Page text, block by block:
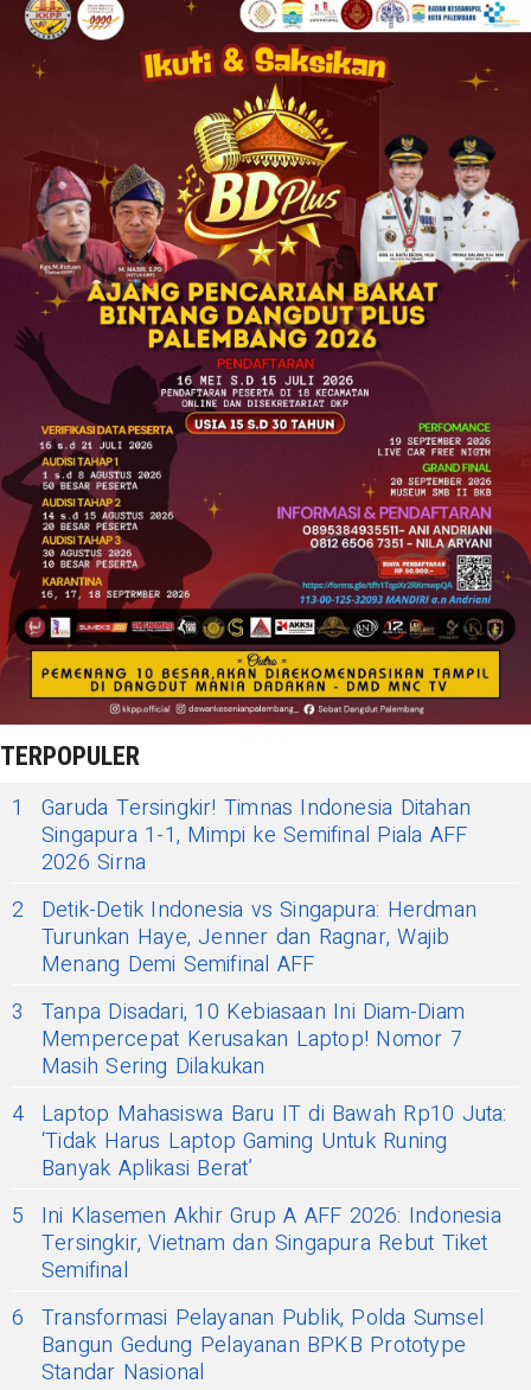
TERPOPULER
1
Garuda Tersingkir! Timnas Indonesia Ditahan
Singapura 1-1, Mimpi ke Semifinal Piala AFF
2026 Sirna
2
Detik-Detik Indonesia vs Singapura: Herdman
Turunkan Haye, Jenner dan Ragnar, Wajib
Menang Demi Semifinal AFF
3
Tanpa Disadari, 10 Kebiasaan Ini Diam-Diam
Mempercepat Kerusakan Laptop! Nomor 7
Masih Sering Dilakukan
4 Laptop Mahasiswa Baru IT di Bawah Rp10 Juta:
‘Tidak Harus Laptop Gaming Untuk Runing
Banyak Aplikasi Berat’
5
Ini Klasemen Akhir Grup A AFF 2026: Indonesia
Tersingkir, Vietnam dan Singapura Rebut Tiket
Semifinal
6 Transformasi Pelayanan Publik, Polda Sumsel
Bangun Gedung Pelayanan BPKB Prototype
Standar Nasional